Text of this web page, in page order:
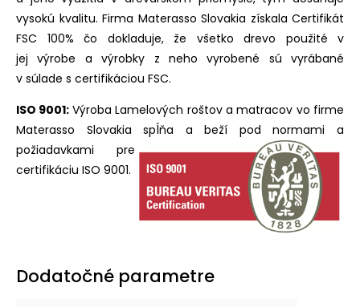
vysokú kvalitu. Firma Materasso Slovakia získala Certifikát
FSC 100% čo dokladuje, že všetko drevo použité v
jej výrobe a výrobky z neho vyrobené sú vyrábané
v súlade s certifikáciou FSC.
ISO 9001: Výroba Lamelových roštov a matracov vo firme
Materasso Slovakia spĺňa a beží pod normami a
požiadavkami pre
certifikáciu ISO 9001.
Dodatočné parametre